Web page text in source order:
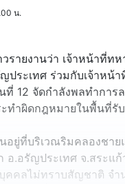
น.
รายงานว่า เจ้าหน้าที่ท
ประเทศ ร่วมกับเจ้าหน้
12 จัดกำลังพลทำการล
ทำผิดกฎหมายในพื้นที่รั
อยู่ที่บริเวณริมคลองชา
อ.อรัญประเทศ จ.สระแ
คลไม่ทราบสัญชาติ จำ